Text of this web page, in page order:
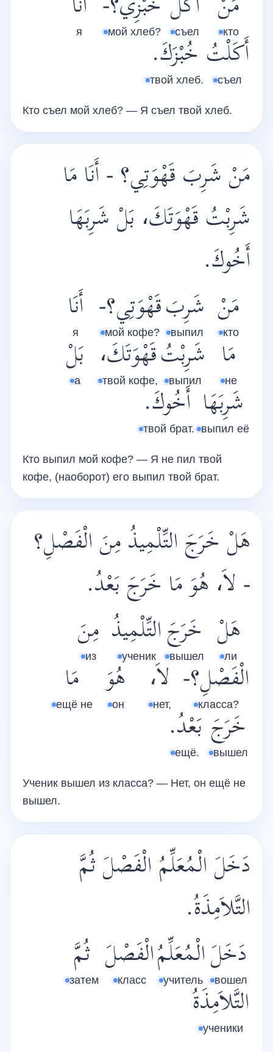
مَنْ
кто
أَكَلَ
съел
خُبْزِي؟-
мой хлеб?
أَنَا
я
أَكَلْتُ
съел
خُبْزَكَ.
твой хлеб.
Кто съел мой хлеб? — Я съел твой хлеб.
مَنْ شَرِبَ قَهْوَتِي؟ - أَنَا مَا
شَرِبْتُ قَهْوَتَكَ، بَلْ شَرِبَهَا
أَخُوكَ.
مَنْ
кто
شَرِبَ
выпил
قَهْوَتِي؟-
мой кофе?
أَنَا
я
مَا
не
شَرِبْتُ
выпил
قَهْوَتَكَ،
твой кофе,
بَلْ
а
شَرِبَهَا
выпил её
أَخُوكَ.
твой брат.
Кто выпил мой кофе? — Я не пил твой
кофе, (наоборот) его выпил твой брат.
هَلْ خَرَجَ التِّلْمِيذُ مِنَ الْفَصْلِ؟
- لاَ، هُوَ مَا خَرَجَ بَعْدُ.
هَلْ
ли
خَرَجَ
вышел
التِّلْمِيذُ
ученик
مِنَ
из
الْفَصْلِ؟-
класса?
لاَ،
нет,
هُوَ
он
مَا
ещё не
خَرَجَ
вышел
بَعْدُ.
ещё.
Ученик вышел из класса? — Нет, он ещё не
вышел.
دَخَلَ الْمُعَلِّمُ الْفَصْلَ ثُمَّ
التَّلاَمِذَةُ.
دَخَلَ
вошел
الْمُعَلِّمُ
учитель
الْفَصْلَ
класс
ثُمَّ
затем
التَّلاَمِذَةُ
ученики